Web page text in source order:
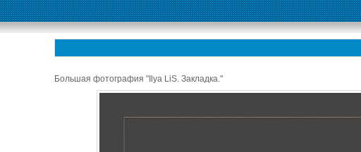
Большая фотография "Ilya LiS. Закладка."